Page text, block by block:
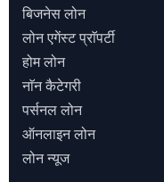
बिजनेस लोन
लोन एगेंस्ट प्राॅपर्टी
होम लोन
नाॅन कैटेगरी
पर्सनल लोन
ऑनलाइन लोन
लोन न्यूज